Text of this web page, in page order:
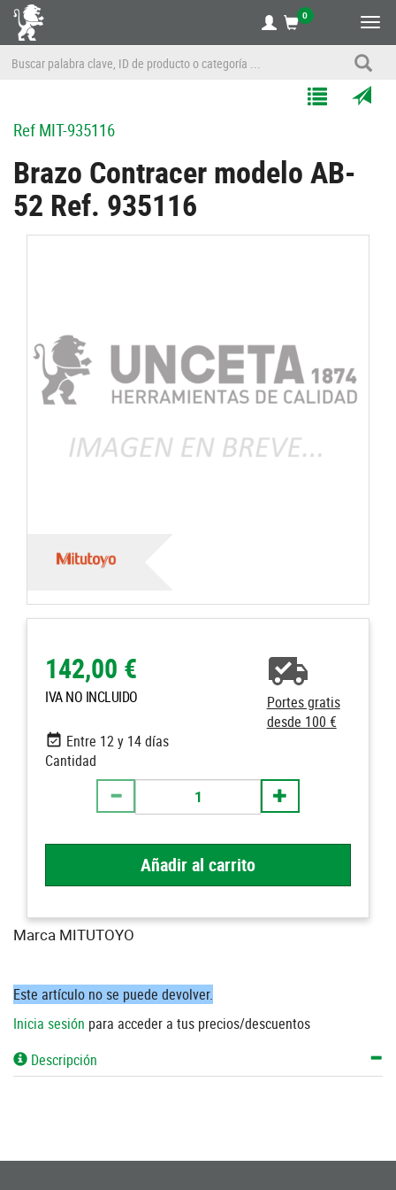
0
a
Listas
RefMIT-935116
Brazo Contracer modelo AB-
52 Ref. 935116
142,00 €
IVA NO INCLUIDO
Portes gratis
desde 100 €
Entre 12 y 14 días
Cantidad
Añadir al carrito
Marca MITUTOYO
Este artículo no se puede devolver.
Inicia sesión para acceder a tus precios/descuentos
Descripción